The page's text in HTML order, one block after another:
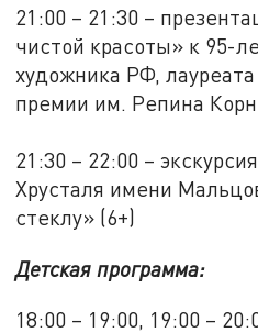
21:00 – 21:30 –
чистой красоты» к 95-
художника РФ,
премии им. Репина
21:30 – 22:00 –
Хрусталя имени
стеклу» (6+)
Детская программа:
18:00 – 19:00, 19:00 –